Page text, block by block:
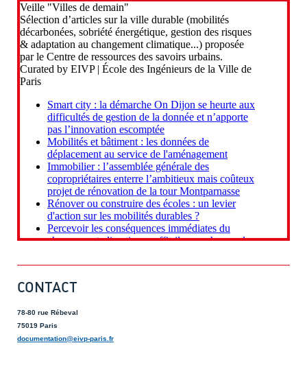
CONTACT
78-80 rue Rébeval
75019 Paris
documentation@eivp-paris.fr